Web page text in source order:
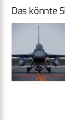
Das könnte